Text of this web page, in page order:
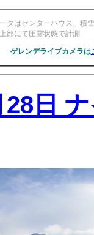
はセンターハウス、積
上部にて圧雪状
ゲレンデライブカメラは
28日